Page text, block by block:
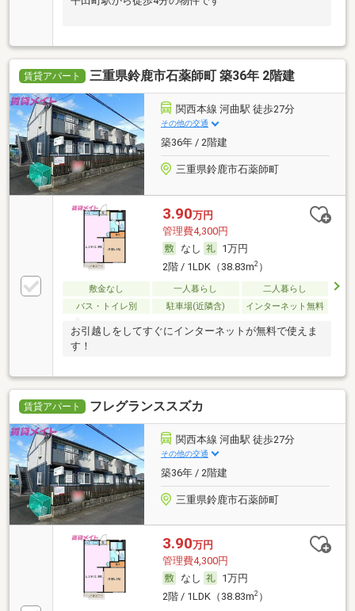
賃貸アパート 三重県鈴鹿市石薬師町 築36年 2階建
関西本線 河曲駅 徒歩27分
その他の交通
築36年 / 2階建
三重県鈴鹿市石薬師町
3.90万円
管理費4,300円
なし
1万円
2階 / 1LDK（38.83m2）
敷金なし 一人暮らし
二人暮らし
バス・トイレ別
駐車場(近隣含) インターネット無料
お引越しをしてすぐにインターネットが無料で使えま
す！
賃貸アパート フレグランススズカ
関西本線 河曲駅 徒歩27分
その他の交通
築36年 / 2階建
三重県鈴鹿市石薬師町
3.90万円
管理費4,300円
なし
1万円
2階 / 1LDK（38.83m2）